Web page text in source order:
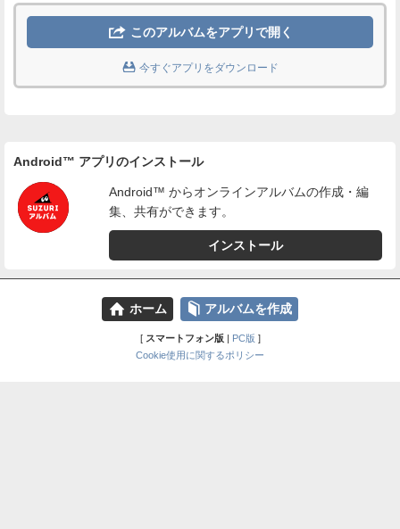
 このアルバムをアプリで開く
 今すぐアプリをダウンロード
Android™ アプリのインストール
Android™ からオンラインアルバムの作成・編
集、共有ができます。
インストール
⌂ ホーム 📕 アルバムを作成
[ スマートフォン版| PC版 ]
Cookie使用に関するポリシー